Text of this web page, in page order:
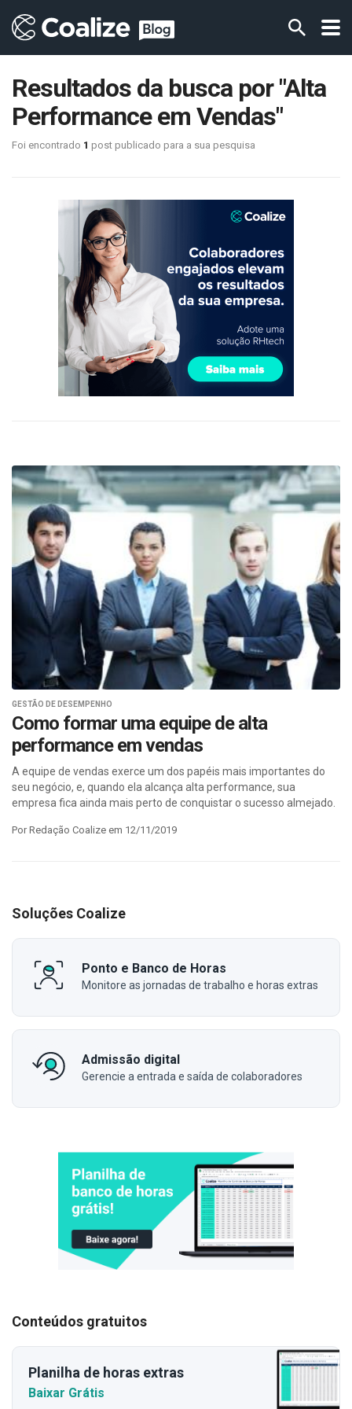
Resultados da busca por "Alta
Performance em Vendas"
Foi encontrado 1 post publicado para a sua pesquisa
GESTÃO DE DESEMPENHO
Como formar uma equipe de alta
performance em vendas
A equipe de vendas exerce um dos papéis mais importantes do
seu negócio, e, quando ela alcança alta performance, sua
empresa fica ainda mais perto de conquistar o sucesso almejado.
Por Redação Coalize em 12/11/2019
Soluções Coalize
Ponto e Banco de Horas
Monitore as jornadas de trabalho e horas extras
Admissão digital
Gerencie a entrada e saída de colaboradores
Conteúdos gratuitos
Planilha de horas extras
Baixar Grátis